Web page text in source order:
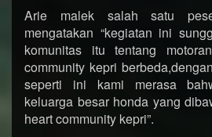
Arie malek salah satu
mengatakan “kegiatan ini
komunitas itu tentang
community kepri
seperti ini kami merasa
keluarga besar honda yang
heart community kepri”.